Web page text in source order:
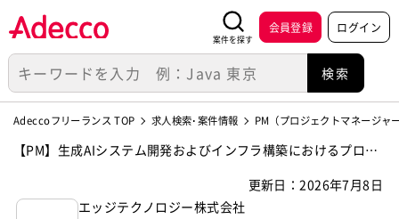
案件を探す
会員登録 ログイン
Adeccoフリーランス TOP 求人検索･案件情報 PM（プロジェクトマネージャ
【PM】生成AIシステム開発およびインフラ構築におけるプロジ
社】
更新日：2026年7月8日
エッジテクノロジー株式会社